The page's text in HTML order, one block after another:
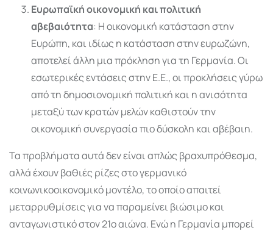
Ευρωπαϊκή οικονομική και πολιτική
αβεβαιότητα: Η οικονομική κατάσταση στην
Ευρώπη, και ιδίως η κατάσταση στην ευρωζώνη,
αποτελεί άλλη μια πρόκληση για τη Γερμανία. Οι
εσωτερικές εντάσεις στην Ε.Ε., οι προκλήσεις γύρω
από τη δημοσιονομική πολιτική και η ανισότητα
μεταξύ των κρατών μελών καθιστούν την
οικονομική συνεργασία πιο δύσκολη και αβέβαιη.
Τα προβλήματα αυτά δεν είναι απλώς βραχυπρόθεσμα,
αλλά έχουν βαθιές ρίζες στο γερμανικό
κοινωνικοοικονομικό μοντέλο, το οποίο απαιτεί
μεταρρυθμίσεις για να παραμείνει βιώσιμο και
ανταγωνιστικό στον 21ο αιώνα. Ενώ η Γερμανία μπορεί